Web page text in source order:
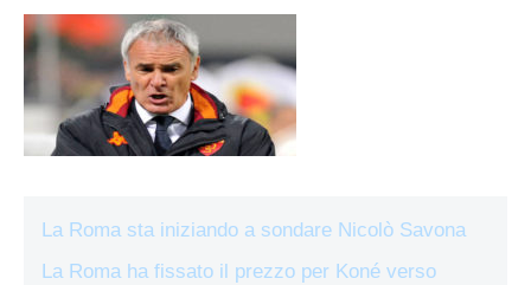
La Roma sta iniziando a sondare Nicolò Savona
La Roma ha fissato il prezzo per Koné verso